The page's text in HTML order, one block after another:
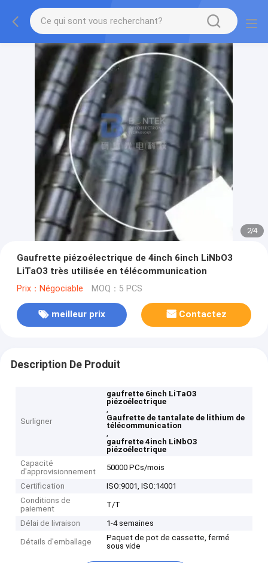
2/4
Gaufrette piézoélectrique de 4inch 6inch LiNbO3
LiTaO3 très utilisée en télécommunication
Prix：Négociable MOQ：5 PCS
meilleur prix Contactez
Description De Produit
Surligner
gaufrette 6inch LiTaO3
piézoélectrique
,
Gaufrette de tantalate de lithium de
télécommunication
,
gaufrette 4inch LiNbO3
piézoélectrique
Capacité
d'approvisionnement
50000 PCs/mois
Certification
ISO:9001, ISO:14001
Conditions de
paiement
T/T
Délai de livraison 1-4 semaines
Détails d'emballage
Paquet de pot de cassette, fermé
sous vide